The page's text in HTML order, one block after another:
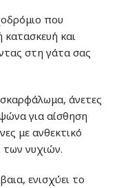
που
κατασκευή και
στη γάτα σας
άνετες
για αίσθηση
με ανθεκτικό
των νυχιών.
ενισχύει το